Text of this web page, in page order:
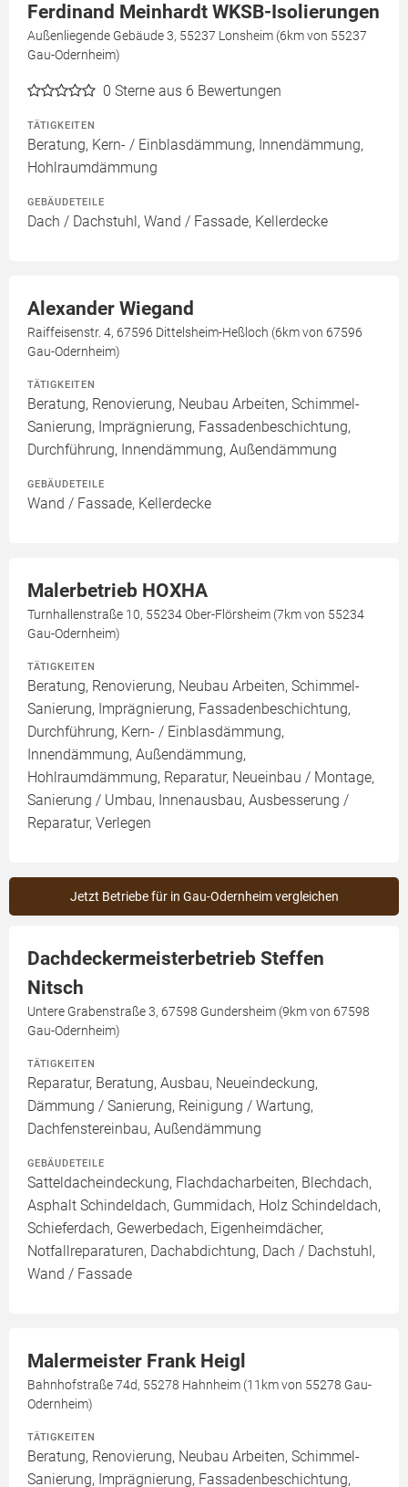
Ferdinand Meinhardt WKSB-Isolierungen
Außenliegende Gebäude 3, 55237 Lonsheim (6km von 55237
Gau-Odernheim)
0 Sterne aus 6 Bewertungen
TÄTIGKEITEN
Beratung, Kern- / Einblasdämmung, Innendämmung,
Hohlraumdämmung
GEBÄUDETEILE
Dach / Dachstuhl, Wand / Fassade, Kellerdecke
Alexander Wiegand
Raiffeisenstr. 4, 67596 Dittelsheim-Heßloch (6km von 67596
Gau-Odernheim)
TÄTIGKEITEN
Beratung, Renovierung, Neubau Arbeiten, Schimmel-
Sanierung, Imprägnierung, Fassadenbeschichtung,
Durchführung, Innendämmung, Außendämmung
GEBÄUDETEILE
Wand / Fassade, Kellerdecke
Malerbetrieb HOXHA
Turnhallenstraße 10, 55234 Ober-Flörsheim (7km von 55234
Gau-Odernheim)
TÄTIGKEITEN
Beratung, Renovierung, Neubau Arbeiten, Schimmel-
Sanierung, Imprägnierung, Fassadenbeschichtung,
Durchführung, Kern- / Einblasdämmung,
Innendämmung, Außendämmung,
Hohlraumdämmung, Reparatur, Neueinbau / Montage,
Sanierung / Umbau, Innenausbau, Ausbesserung /
Reparatur, Verlegen
Jetzt Betriebe für in Gau-Odernheim vergleichen
Dachdeckermeisterbetrieb Steffen
Nitsch
Untere Grabenstraße 3, 67598 Gundersheim (9km von 67598
Gau-Odernheim)
TÄTIGKEITEN
Reparatur, Beratung, Ausbau, Neueindeckung,
Dämmung / Sanierung, Reinigung / Wartung,
Dachfenstereinbau, Außendämmung
GEBÄUDETEILE
Satteldacheindeckung, Flachdacharbeiten, Blechdach,
Asphalt Schindeldach, Gummidach, Holz Schindeldach,
Schieferdach, Gewerbedach, Eigenheimdächer,
Notfallreparaturen, Dachabdichtung, Dach / Dachstuhl,
Wand / Fassade
Malermeister Frank Heigl
Bahnhofstraße 74d, 55278 Hahnheim (11km von 55278 Gau-
Odernheim)
TÄTIGKEITEN
Beratung, Renovierung, Neubau Arbeiten, Schimmel-
Sanierung, Imprägnierung, Fassadenbeschichtung,